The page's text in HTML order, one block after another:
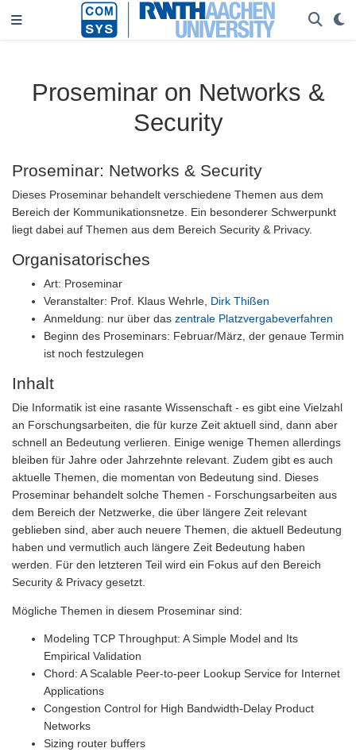
Proseminar on Networks &
Security
Proseminar: Networks & Security
Dieses Proseminar behandelt verschiedene Themen aus dem
Bereich der Kommunikationsnetze. Ein besonderer Schwerpunkt
liegt dabei auf Themen aus dem Bereich Security & Privacy.
Organisatorisches
Art: Proseminar
Veranstalter: Prof. Klaus Wehrle, Dirk Thißen
Anmeldung: nur über das zentrale Platzvergabeverfahren
Beginn des Proseminars: Februar/März, der genaue Termin
ist noch festzulegen
Inhalt
Die Informatik ist eine rasante Wissenschaft - es gibt eine Vielzahl
an Forschungsarbeiten, die für kurze Zeit aktuell sind, dann aber
schnell an Bedeutung verlieren. Einige wenige Themen allerdings
bleiben für Jahre oder Jahrzehnte relevant. Zudem gibt es auch
aktuelle Themen, die momentan von Bedeutung sind. Dieses
Proseminar behandelt solche Themen - Forschungsarbeiten aus
dem Bereich der Netzwerke, die über längere Zeit relevant
geblieben sind, aber auch neuere Themen, die aktuell Bedeutung
haben und vermutlich auch längere Zeit Bedeutung haben
werden. Für den letzteren Teil wird ein Fokus auf den Bereich
Security & Privacy gesetzt.
Mögliche Themen in diesem Proseminar sind:
Modeling TCP Throughput: A Simple Model and Its
Empirical Validation
Chord: A Scalable Peer-to-peer Lookup Service for Internet
Applications
Congestion Control for High Bandwidth-Delay Product
Networks
Sizing router buffers